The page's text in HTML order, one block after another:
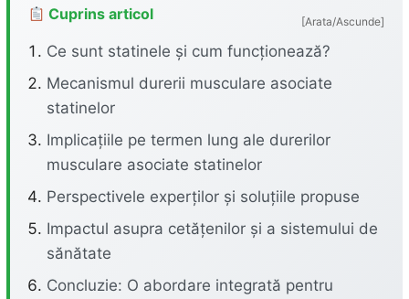
Cuprins articol [Arata/Ascunde]
Ce sunt statinele și cum funcționează?
Mecanismul durerii musculare asociate
statinelor
Implicațiile pe termen lung ale durerilor
musculare asociate statinelor
Perspectivele experților și soluțiile propuse
Impactul asupra cetățenilor și a sistemului de
sănătate
Concluzie: O abordare integrată pentru